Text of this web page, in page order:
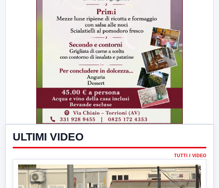
ULTIMI VIDEO
TUTTI I VIDEO